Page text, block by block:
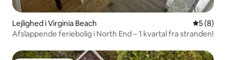
Lejlighed i Virginia Beach 5 ud af 5
5 (8)
Afslappende feriebolig i North End – 1 kvartal fra stranden!